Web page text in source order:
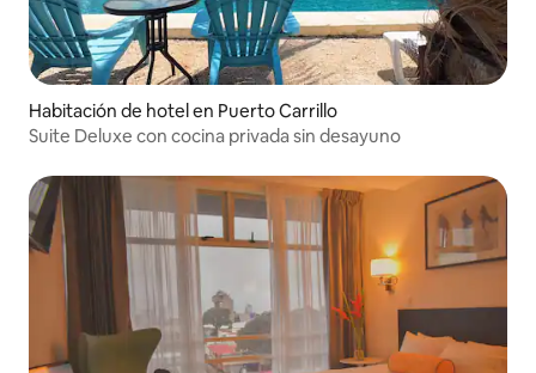
Habitación de hotel en Puerto Carrillo
Suite Deluxe con cocina privada sin desayuno